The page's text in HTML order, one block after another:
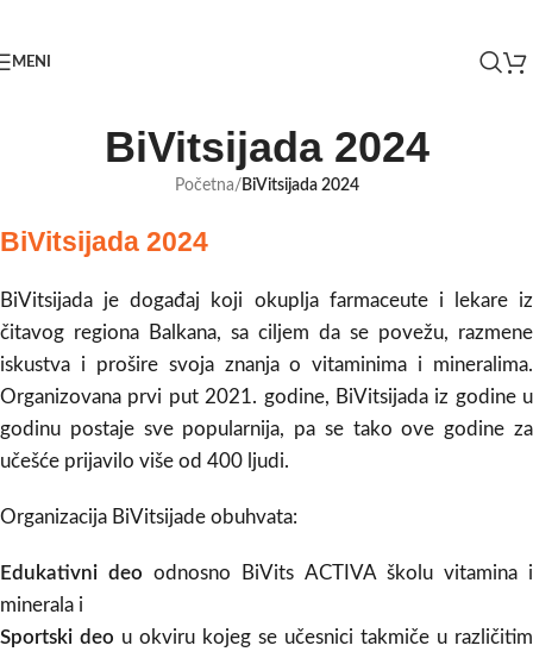
MENI
BiVitsijada 2024
Početna/ BiVitsijada 2024
BiVitsijada 2024
BiVitsijada je događaj koji okuplja farmaceute i lekare iz
čitavog regiona Balkana, sa ciljem da se povežu, razmene
iskustva i prošire svoja znanja o vitaminima i mineralima.
Organizovana prvi put 2021. godine, BiVitsijada iz godine u
godinu postaje sve popularnija, pa se tako ove godine za
učešće prijavilo više od 400 ljudi.
Organizacija BiVitsijade obuhvata:
Edukativni deoodnosno BiVits ACTIVA školu vitamina i
minerala i
Sportski deo u okviru kojeg se učesnici takmiče u različitim